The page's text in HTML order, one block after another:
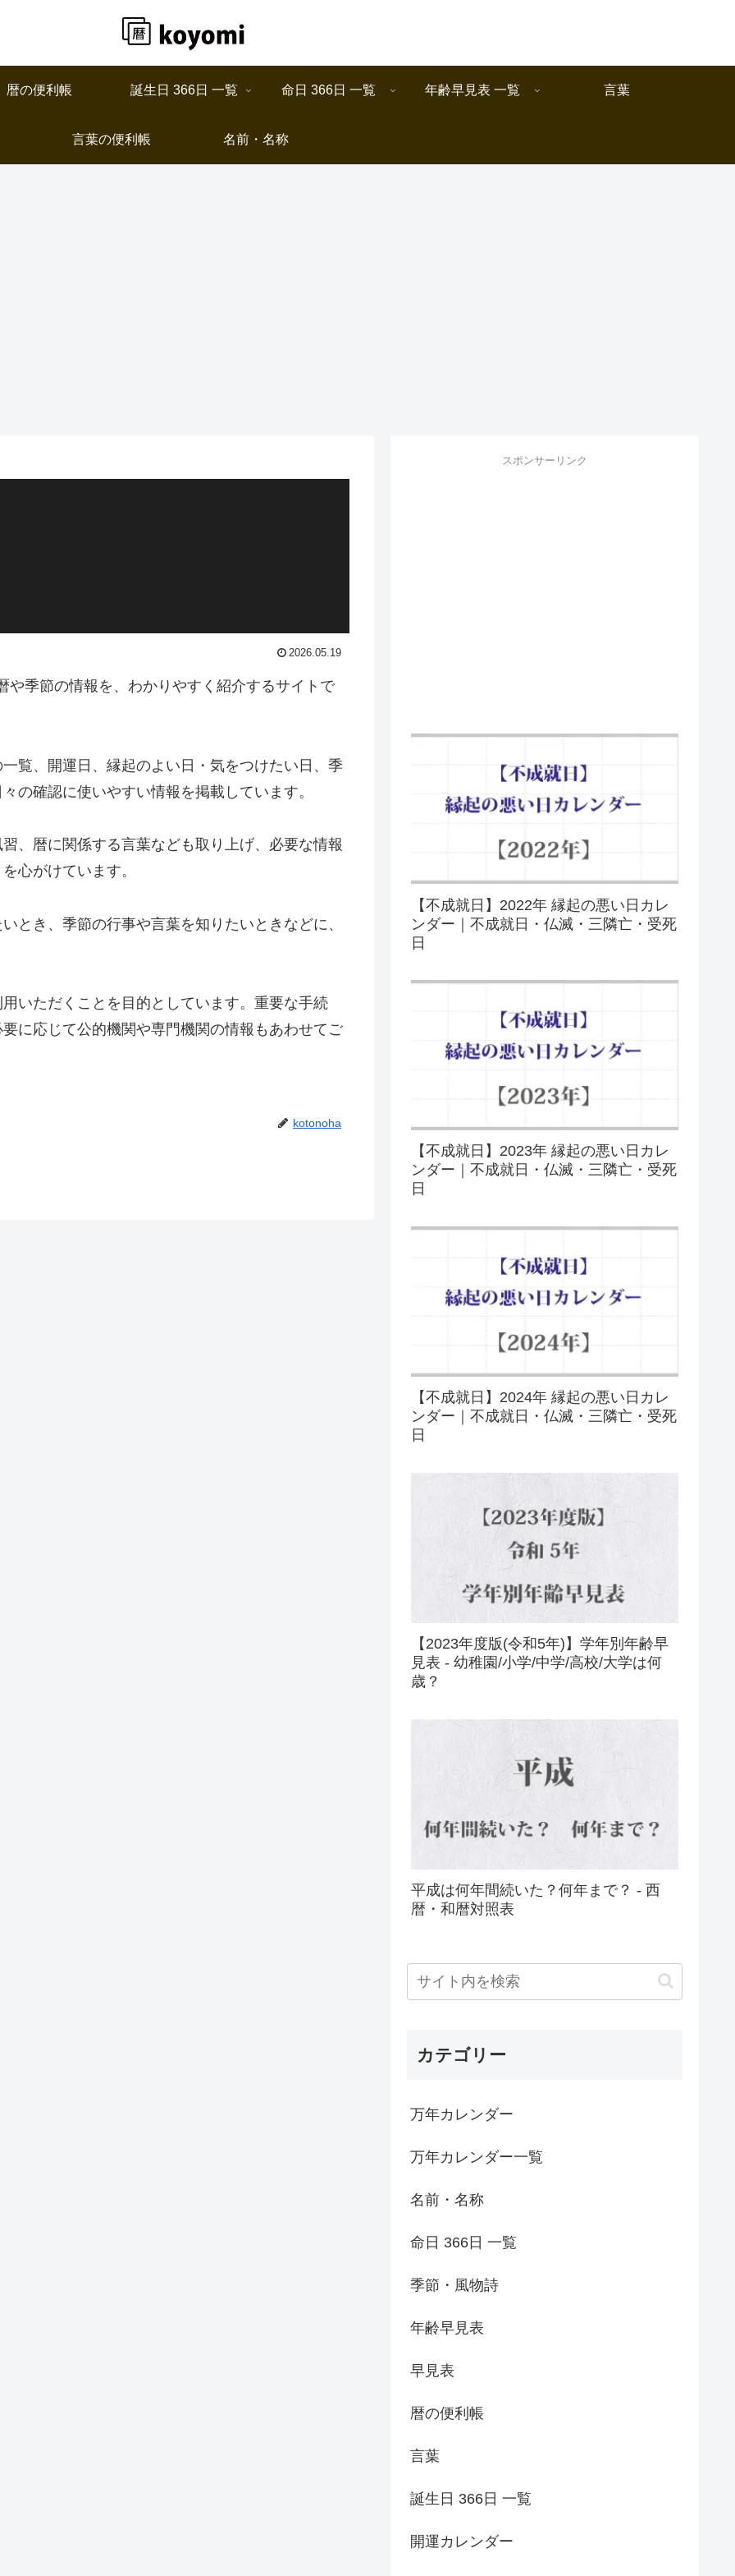
暦の便利帳 誕生日 366日 一覧 命日 366日 一覧 年齢早見表 一覧 言葉
言葉の便利帳 名前・名称
2026.05.19
季節の情報を、わかりやすく紹介するサイトで
覧、開運日、縁起のよい日・気をつけたい日、季
の確認に使いやすい情報を掲載しています。
、暦に関係する言葉なども取り上げ、必要な情報
心がけています。
とき、季節の行事や言葉を知りたいときなどに、
いただくことを目的としています。重要な手続
に応じて公的機関や専門機関の情報もあわせてご
kotonoha
スポンサーリンク
【不成就日】2022年 縁起の悪い日カレ
ンダー｜不成就日・仏滅・三隣亡・受死
日
【不成就日】2023年 縁起の悪い日カレ
ンダー｜不成就日・仏滅・三隣亡・受死
日
【不成就日】2024年 縁起の悪い日カレ
ンダー｜不成就日・仏滅・三隣亡・受死
日
【2023年度版(令和5年)】学年別年齢早
見表 - 幼稚園/小学/中学/高校/大学は何
歳？
平成は何年間続いた？何年まで？ - 西
暦・和暦対照表
カテゴリー
万年カレンダー
万年カレンダー一覧
名前・名称
命日 366日 一覧
季節・風物詩
年齢早見表
早見表
暦の便利帳
言葉
誕生日 366日 一覧
開運カレンダー